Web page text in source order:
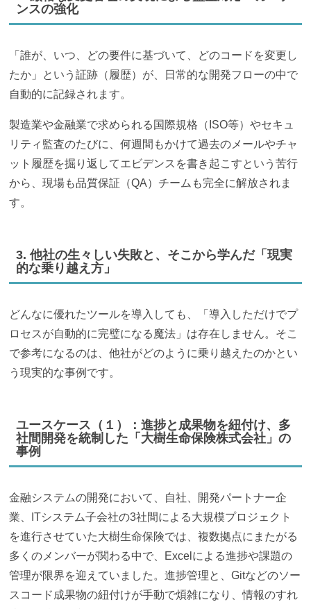
ンスの強化
「誰が、いつ、どの要件に基づいて、どのコードを変更し
たか」という証跡（履歴）が、日常的な開発フローの中で
自動的に記録されます。
製造業や金融業で求められる国際規格（ISO等）やセキュ
リティ監査のたびに、何週間もかけて過去のメールやチャ
ット履歴を掘り返してエビデンスを書き起こすという苦行
から、現場も品質保証（QA）チームも完全に解放されま
す。
3. 他社の生々しい失敗と、そこから学んだ「現実
的な乗り越え方」
どんなに優れたツールを導入しても、「導入しただけでプ
ロセスが自動的に完璧になる魔法」は存在しません。そこ
で参考になるのは、他社がどのように乗り越えたのかとい
う現実的な事例です。
ユースケース（１）：進捗と成果物を紐付け、多
社間開発を統制した「大樹生命保険株式会社」の
事例
金融システムの開発において、自社、開発パートナー企
業、ITシステム子会社の3社間による大規模プロジェクト
を進行させていた大樹生命保険では、複数拠点にまたがる
多くのメンバーが関わる中で、Excelによる進捗や課題の
管理が限界を迎えていました。進捗管理と、Gitなどのソー
スコード成果物の紐付けが手動で煩雑になり、情報のすれ